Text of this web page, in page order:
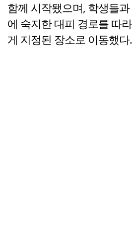
함께 시작됐으며, 학생들
에 숙지한 대피 경로를 따
게 지정된 장소로 이동했다.